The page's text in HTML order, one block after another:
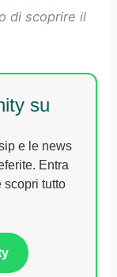
di scoprire il
su
e le news
Entra
scopri tutto